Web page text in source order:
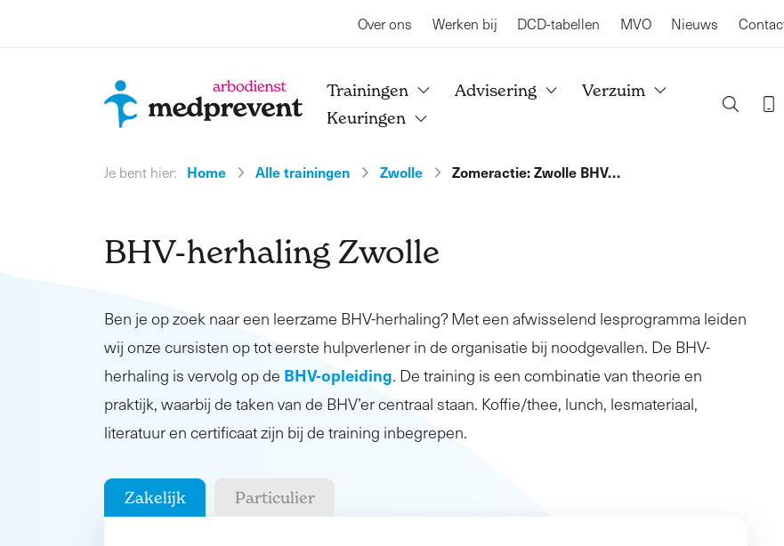
Over ons Werken bij DCD-tabellen MVO Nieuws
Trainingen Advisering
Verzuim
Keuringen
Je bent hier: Home Alle trainingen Zwolle Zomeractie: Zwolle BHV…
BHV-herhaling Zwolle
Ben je op zoek naar een leerzame BHV-herhaling? Met een afwisselend lesprogramma leiden
wij onze cursisten op tot eerste hulpverlener in de organisatie bij noodgevallen. De BHV-
herhaling is vervolg op de BHV-opleiding. De training is een combinatie van theorie en
praktijk, waarbij de taken van de BHV’er centraal staan. Koffie/thee, lunch, lesmateriaal,
literatuur en certificaat zijn bij de training inbegrepen.
Zakelijk Particulier